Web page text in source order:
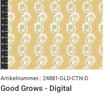
Artikelnummer.: 24881-GLD-CTN-D
Good Grows - Digital